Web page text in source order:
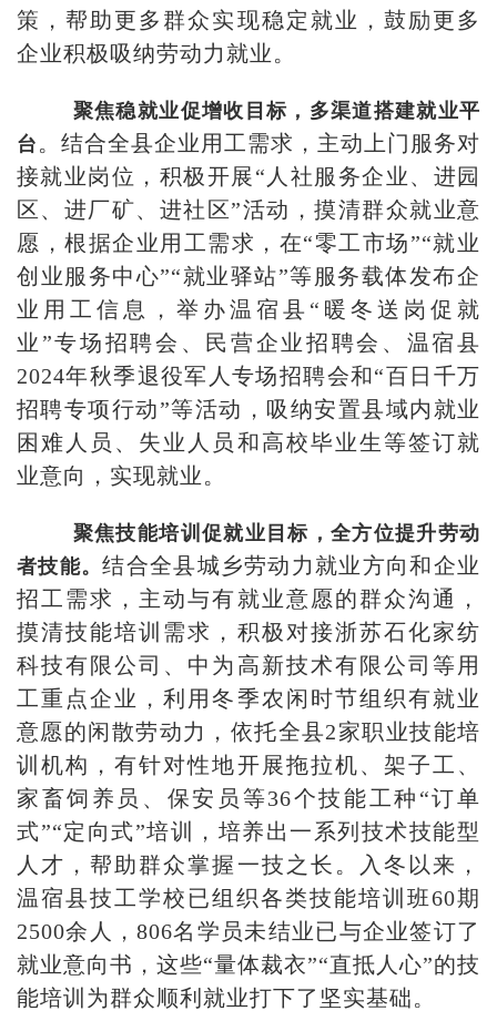
策，帮助更多群众实现稳定就业，鼓励更多
企业积极吸纳劳动力就业。
聚焦稳就业促增收目标，多渠道搭建就业平
台 。结合全县企业用工需求，主动上门服务对
接就业岗位，积极开展“人社服务企业、进园
区、进厂矿、进社区”活动，摸清群众就业意
愿，根据企业用工需求，在“零工市场”“就业
创业服务中心”“就业驿站”等服务载体发布企
业用工信息，举办温宿县“暖冬送岗促就
业”专场招聘会、民营企业招聘会、温宿县
2024年秋季退役军人专场招聘会和“百日千万
招聘专项行动”等活动，吸纳安置县域内就业
困难人员、失业人员和高校毕业生等签订就
业意向，实现就业。
聚焦技能培训促就业目标，全方位提升劳动
者技能。结合全县城乡劳动力就业方向和企业
招工需求，主动与有就业意愿的群众沟通，
摸清技能培训需求，积极对接浙苏石化家纺
科技有限公司、中为高新技术有限公司等用
工重点企业，利用冬季农闲时节组织有就业
意愿的闲散劳动力，依托全县2家职业技能培
训机构，有针对性地开展拖拉机、架子工、
家畜饲养员、保安员等36个技能工种“订单
式”“定向式”培训，培养出一系列技术技能型
人才，帮助群众掌握一技之长。入冬以来，
温宿县技工学校已组织各类技能培训班60期
2500余人，806名学员未结业已与企业签订了
就业意向书，这些“量体裁衣”“直抵人心”的技
能培训为群众顺利就业打下了坚实基础。